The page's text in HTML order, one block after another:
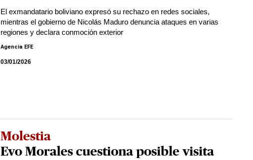
El exmandatario boliviano expresó su rechazo en redes sociales,
mientras el gobierno de Nicolás Maduro denuncia ataques en varias
regiones y declara conmoción exterior
Agencia EFE
03/01/2026
Molestia
Evo Morales cuestiona posible visita